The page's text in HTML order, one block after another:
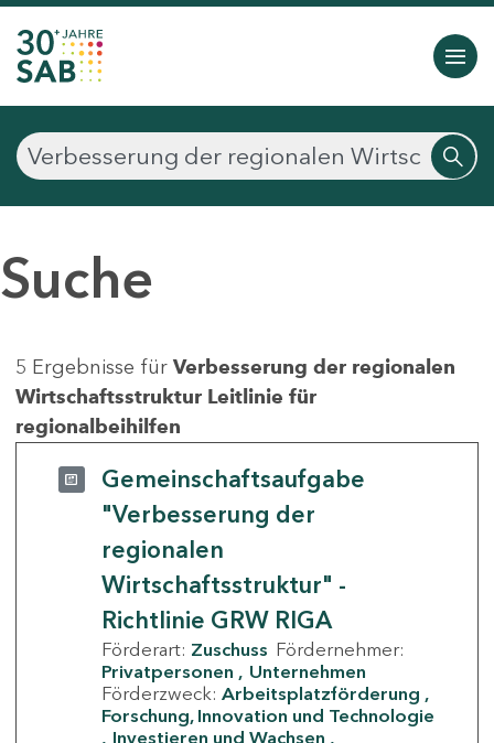
Suche
5 Ergebnisse für Verbesserung der regionalen
Wirtschaftsstruktur Leitlinie für
regionalbeihilfen
Gemeinschaftsaufgabe
"Verbesserung der
regionalen
Wirtschaftsstruktur" -
Richtlinie GRW RIGA
Förderart: Zuschuss Fördernehmer:
Privatpersonen
Unternehmen
Förderzweck: Arbeitsplatzförderung
Forschung, Innovation und Technologie
Investieren und Wachsen